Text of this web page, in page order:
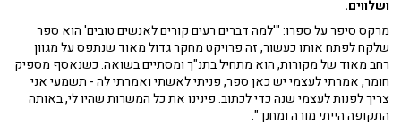
ושלווים.
מרקס סיפר על ספרו: "'למה דברים רעים קורים לאנשים טובים' הוא ספר
שלקח לפתח אותו כעשור, זה פרויקט מחקר גדול מאוד שנתפס על מגוון
רחב מאוד של מקורות, הוא מתחיל בתנ"ך ומסתיים בשואה. כשנאסף מספיק
חומר, אמרתי לעצמי יש כאן ספר, פניתי לאשתי ואמרתי לה - תשמעי אני
צריך לפנות לעצמי שנה כדי לכתוב. פינינו את כל המשרות שהיו לי, באותה
התקופה הייתי מורה ומחנך".